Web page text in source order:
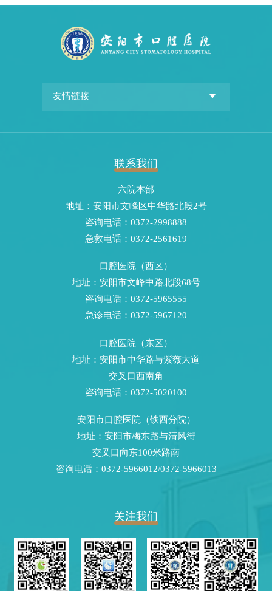
联系我们
六院本部
地址：安阳市文峰区中华路北段2号
咨询电话：0372-2998888
急救电话：0372-2561619
口腔医院（西区）
地址：安阳市文峰中路北段68号
咨询电话：0372-5965555
急诊电话：0372-5967120
口腔医院（东区）
地址：安阳市中华路与紫薇大道
交叉口西南角
咨询电话：0372-5020100
安阳市口腔医院（铁西分院）
地址：安阳市梅东路与清风街
交叉口向东100米路南
咨询电话：0372-5966012/0372-5966013
关注我们